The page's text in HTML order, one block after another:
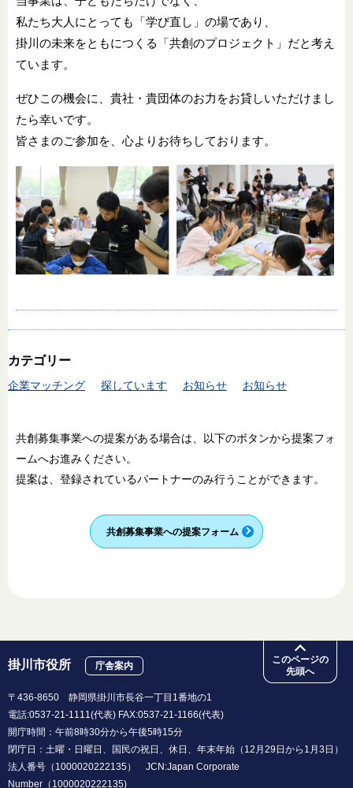
私たち大人にとっても「学び直し」の場であり、
掛川の未来をともにつくる「共創のプロジェクト」だと考え
ています。
ぜひこの機会に、貴社・貴団体のお力をお貸しいただけまし
たら幸いです。
皆さまのご参加を、心よりお待ちしております。
カテゴリー
企業マッチング 探しています お知らせ お知らせ
共創募集事業への提案がある場合は、以下のボタンから提案フォ
ームへお進みください。
提案は、登録されているパートナーのみ行うことができます。
共創募集事業への提案フォーム
このページの
先頭へ
掛川市役所 庁舎案内
〒436-8650 静岡県掛川市長谷一丁目1番地の1
電話:0537-21-1111(代表) FAX:0537-21-1166(代表)
開庁時間：午前8時30分から午後5時15分
閉庁日：土曜・日曜日、国民の祝日、休日、年末年始（12月29日から1月3日）
法人番号（1000020222135） JCN:Japan Corporate
Number（1000020222135)